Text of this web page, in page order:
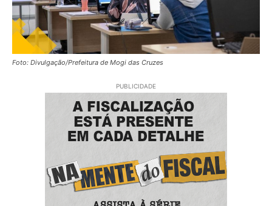
Foto: Divulgação/Prefeitura de Mogi das Cruzes
PUBLICIDADE